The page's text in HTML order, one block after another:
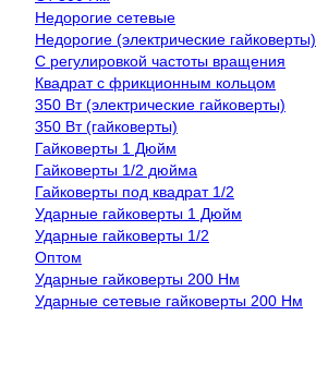
Недорогие сетевые
Недорогие (электрические гайковерты)
С регулировкой частоты вращения
Квадрат с фрикционным кольцом
350 Вт (электрические гайковерты)
350 Вт (гайковерты)
Гайковерты 1 Дюйм
Гайковерты 1/2 дюйма
Гайковерты под квадрат 1/2
Ударные гайковерты 1 Дюйм
Ударные гайковерты 1/2
Оптом
Ударные гайковерты 200 Нм
Ударные сетевые гайковерты 200 Нм